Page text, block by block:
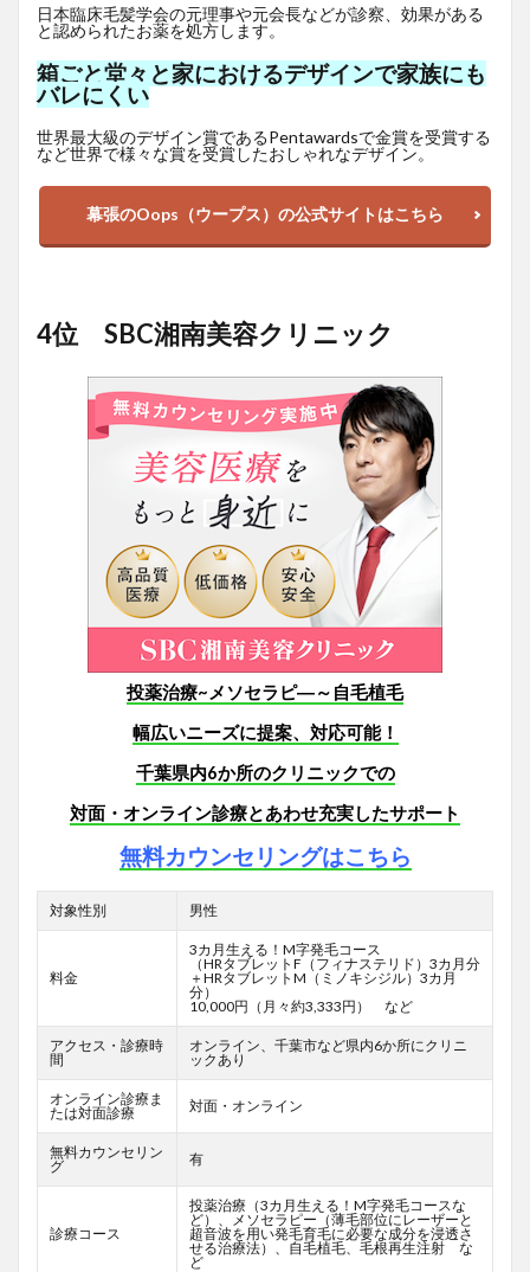
日本臨床毛髪学会の元理事や元会長などが診察、効果がある
と認められたお薬を処方します。
箱ごと堂々と家におけるデザインで家族にも
バレにくい
世界最大級のデザイン賞であるPentawardsで金賞を受賞する
など世界で様々な賞を受賞したおしゃれなデザイン。
幕張のOops（ウープス）の公式サイトはこちら
4位 SBC湘南美容クリニック
投薬治療~メソセラピ―～自毛植毛
幅広いニーズに提案、対応可能！
千葉県内6か所のクリニックでの
対面・オンライン診療とあわせ充実したサポート
無料カウンセリングはこちら
対象性別 男性
料金
3カ月生える！M字発毛コース
（HRタブレットF （フィナステリド）3カ月分
＋HRタブレットM（ミノキシジル）3カ月
分）
10,000円（月々約3,333円） など
アクセス・診療時
間
オンライン、千葉市など県内6か所にクリニ
ックあり
オンライン診療ま
たは対面診療
対面・オンライン
無料カウンセリン
グ
有
診療コース
投薬治療（3カ月生える！M字発毛コースな
ど）、メソセラピー（薄毛部位にレーザーと
超音波を用い発毛育毛に必要な成分を浸透さ
せる治療法）、自毛植毛、毛根再生注射 な
ど